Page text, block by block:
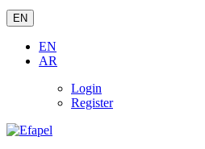
EN
EN
AR
Login
Register